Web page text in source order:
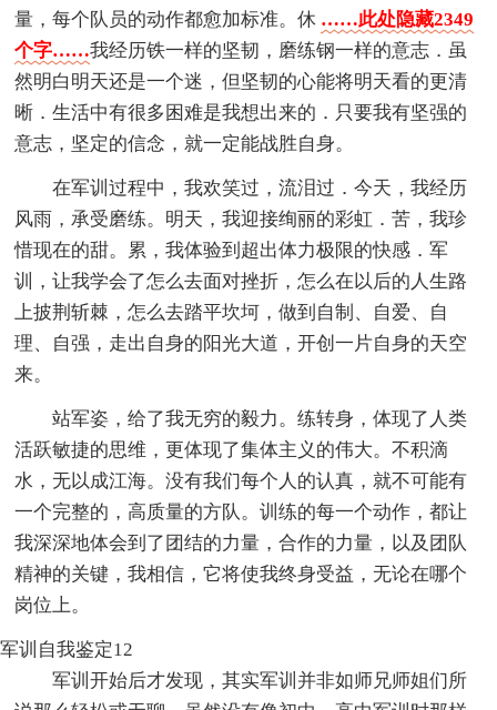
量，每个队员的动作都愈加标准。休 ……此处隐藏2349
个字……我经历铁一样的坚韧，磨练钢一样的意志．虽
然明白明天还是一个迷，但坚韧的心能将明天看的更清
晰．生活中有很多困难是我想出来的．只要我有坚强的
意志，坚定的信念，就一定能战胜自身。
在军训过程中，我欢笑过，流泪过．今天，我经历
风雨，承受磨练。明天，我迎接绚丽的彩虹．苦，我珍
惜现在的甜。累，我体验到超出体力极限的快感．军
训，让我学会了怎么去面对挫折，怎么在以后的人生路
上披荆斩棘，怎么去踏平坎坷，做到自制、自爱、自
理、自强，走出自身的阳光大道，开创一片自身的天空
来。
站军姿，给了我无穷的毅力。练转身，体现了人类
活跃敏捷的思维，更体现了集体主义的伟大。不积滴
水，无以成江海。没有我们每个人的认真，就不可能有
一个完整的，高质量的方队。训练的每一个动作，都让
我深深地体会到了团结的力量，合作的力量，以及团队
精神的关键，我相信，它将使我终身受益，无论在哪个
岗位上。
军训自我鉴定12
军训开始后才发现，其实军训并非如师兄师姐们所